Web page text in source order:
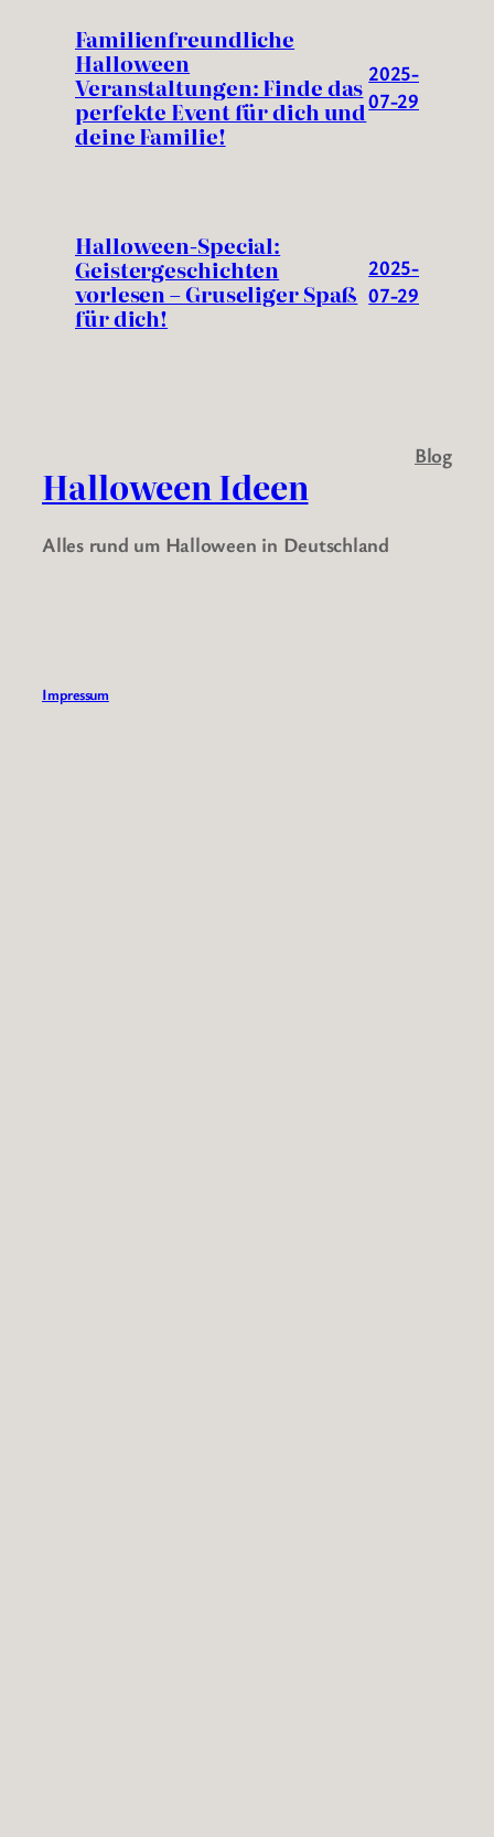
Familienfreundliche
Halloween
Veranstaltungen: Finde das
perfekte Event für dich und
deine Familie!
2025-
07-29
Halloween-Special:
Geistergeschichten
vorlesen – Gruseliger Spaß
für dich!
2025-
07-29
Halloween Ideen
Alles rund um Halloween in Deutschland
Blog
Impressum